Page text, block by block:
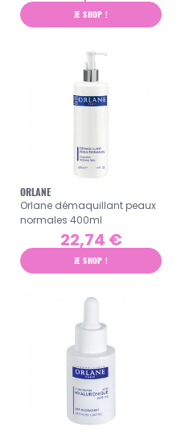
JE SHOP !
ORLANE
Orlane démaquillant peaux
normales 400ml
22,74 €
JE SHOP !